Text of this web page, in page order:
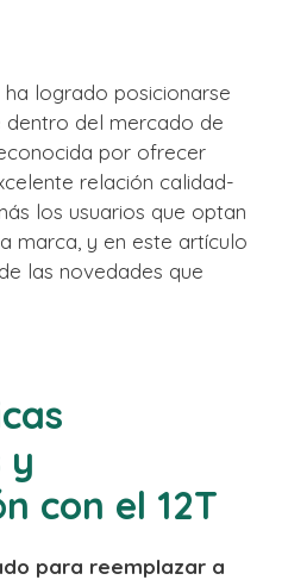
ha logrado posicionarse
dentro del mercado de
por ofrecer
relación calidad-
los usuarios que optan
marca, y en este artículo
las novedades que
y
con el 12T
para reemplazar a